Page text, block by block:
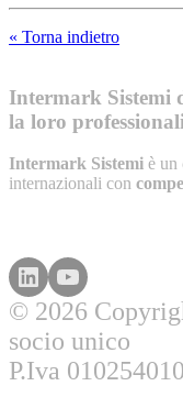
« Torna indietro
Intermark Sistemi
la loro
Intermark Sistemi è un
internazionali con
© 2026
socio unico
P.Iva